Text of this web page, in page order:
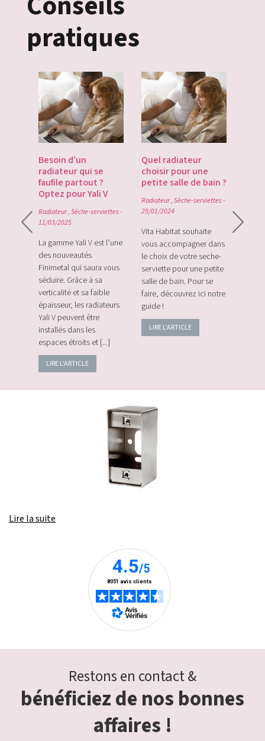
pratiques
Besoin d’un
radiateur qui se
faufile partout ?
Optez pour Yali V
Radiateur,Sèche-serviettes-
11/03/2025
La gamme Yali V est l’une
des nouveautés
Finimetal qui saura vous
séduire. Grâce à sa
verticalité et sa faible
épaisseur, les radiateurs
Yali V peuvent être
installés dans les
espaces étroits et [...]
LIRE L'ARTICLE
Quel radiateur
choisir pour une
petite salle de bain ?
Radiateur,Sèche-serviettes-
29/01/2024
Vita Habitat souhaite
vous accompagner dans
le choix de votre seche-
serviette pour une petite
salle de bain. Pour se
faire, découvrez ici notre
guide !
LIRE L'ARTICLE
Lire la suite
Restons en contact &
bénéficiez de nos bonnes
affaires !